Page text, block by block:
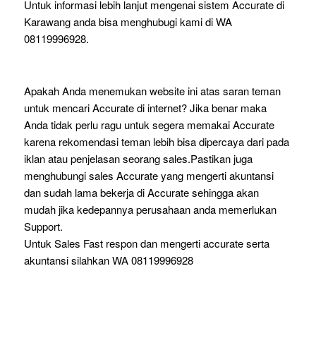
Untuk informasi lebih lanjut mengenai sistem Accurate di
Karawang anda bisa menghubugi kami di WA
08119996928.
Apakah Anda menemukan website ini atas saran teman
untuk mencari Accurate di internet? Jika benar maka
Anda tidak perlu ragu untuk segera memakai Accurate
karena rekomendasi teman lebih bisa dipercaya dari pada
iklan atau penjelasan seorang sales.Pastikan juga
menghubungi sales Accurate yang mengerti akuntansi
dan sudah lama bekerja di Accurate sehingga akan
mudah jika kedepannya perusahaan anda memerlukan
Support.
Untuk Sales Fast respon dan mengerti accurate serta
akuntansi silahkan WA 08119996928